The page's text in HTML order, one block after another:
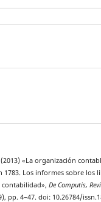
«La organización
1783. Los informes sobre los
contabilidad», De Computis,
pp. 4–47. doi: 10.26784/